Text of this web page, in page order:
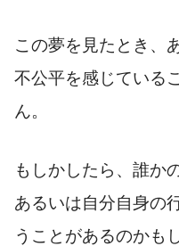
この夢を見たとき、
不公平を感じている
ん。
もしかしたら、誰か
あるいは自分自身の
うことがあるのかも